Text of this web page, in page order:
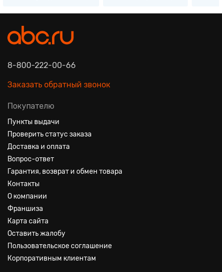
8-800-222-00-66
Заказать обратный звонок
Покупателю
Пункты выдачи
Проверить статус заказа
Доставка и оплата
Вопрос-ответ
Гарантия, возврат и обмен товара
Контакты
О компании
Франшиза
Карта сайта
Оставить жалобу
Пользовательское соглашение
Корпоративным клиентам